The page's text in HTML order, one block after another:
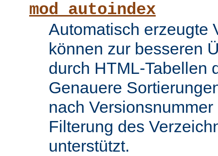
mod_autoindex
Automatisch erzeugte
können zur besseren
durch HTML-Tabellen
Genauere
nach
Filterung des
unterstützt.